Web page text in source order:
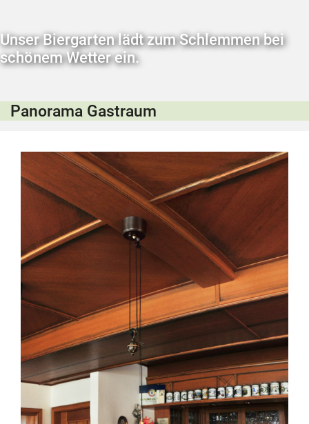
Unser Biergarten lädt zum Schlemmen bei
schönem Wetter ein.
Panorama Gastraum